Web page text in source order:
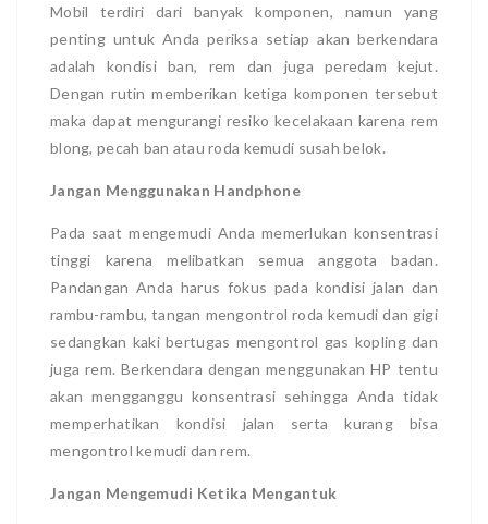
Mobil terdiri dari banyak komponen, namun yang
penting untuk Anda periksa setiap akan berkendara
adalah kondisi ban, rem dan juga peredam kejut.
Dengan rutin memberikan ketiga komponen tersebut
maka dapat mengurangi resiko kecelakaan karena rem
blong, pecah ban atau roda kemudi susah belok.
Jangan Menggunakan Handphone
Pada saat mengemudi Anda memerlukan konsentrasi
tinggi karena melibatkan semua anggota badan.
Pandangan Anda harus fokus pada kondisi jalan dan
rambu-rambu, tangan mengontrol roda kemudi dan gigi
sedangkan kaki bertugas mengontrol gas kopling dan
juga rem. Berkendara dengan menggunakan HP tentu
akan mengganggu konsentrasi sehingga Anda tidak
memperhatikan kondisi jalan serta kurang bisa
mengontrol kemudi dan rem.
Jangan Mengemudi Ketika Mengantuk